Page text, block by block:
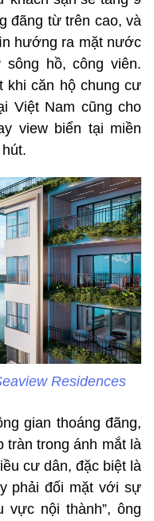
đãng từ trên cao, và
hướng ra mặt nước
hồ, công viên.
khi căn hộ chung cư
Việt Nam cũng cho
view biển tại miền
Residences
gian thoáng đãng,
tràn trong ánh mắt là
cư dân, đặc biệt là
phải đối mặt với sự
nội thành”, ông